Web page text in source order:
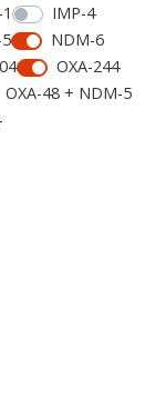
IMP-4
NDM-6
OXA-244
OXA-48 + NDM-5